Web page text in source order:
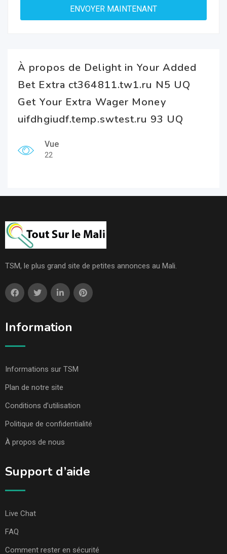
À propos de Delight in Your Added
Bet Extra ct364811.tw1.ru N5 UQ
Get Your Extra Wager Money
uifdhgiudf.temp.swtest.ru 93 UQ
Vue
22
TSM, le plus grand site de petites annonces au Mali.
Information
Informations sur TSM
Plan de notre site
Conditions d’utilisation
Politique de confidentialité
À propos de nous
Support d’aide
Live Chat
FAQ
Comment rester en sécurité